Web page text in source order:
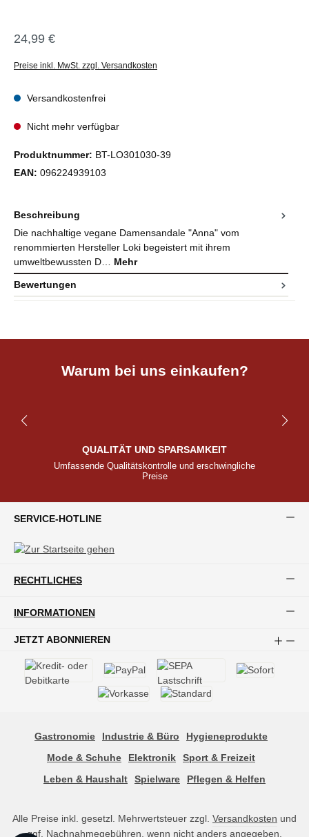
Regulärer Preis:
24,99 €
Preise inkl. MwSt. zzgl. Versandkosten
Versandkostenfrei
Nicht mehr verfügbar
Produktnummer: BT-LO301030-39
EAN: 096224939103
Beschreibung
Die nachhaltige vegane Damensandale "Anna" vom
renommierten Hersteller Loki begeistert mit ihrem
umweltbewussten D… Mehr
Bewertungen
Warum bei uns einkaufen?
QUALITÄT UND SPARSAMKEIT
Umfassende Qualitätskontrolle und erschwingliche
Preise
SERVICE-HOTLINE
RECHTLICHES
INFORMATIONEN
JETZT ABONNIEREN
Gastronomie Industrie & Büro
Hygieneprodukte
Mode & Schuhe
Elektronik
Sport & Freizeit
Leben & Haushalt
Spielware Pflegen & Helfen
Alle Preise inkl. gesetzl. Mehrwertsteuer zzgl. Versandkosten und
ggf. Nachnahmegebühren, wenn nicht anders angegeben.